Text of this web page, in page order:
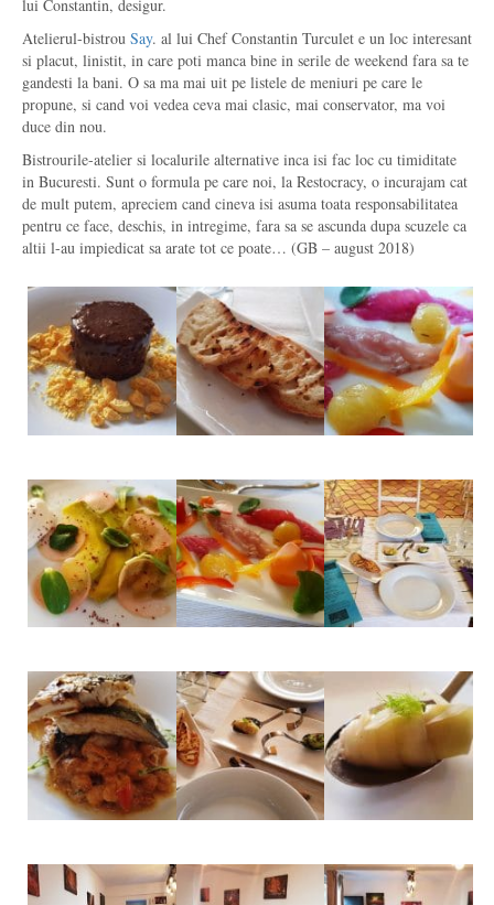
lui Constantin, desigur.
Atelierul-bistrou Say. al lui Chef Constantin Turculet e un loc interesant
si placut, linistit, in care poti manca bine in serile de weekend fara sa te
gandesti la bani. O sa ma mai uit pe listele de meniuri pe care le
propune, si cand voi vedea ceva mai clasic, mai conservator, ma voi
duce din nou.
Bistrourile-atelier si localurile alternative inca isi fac loc cu timiditate
in Bucuresti. Sunt o formula pe care noi, la Restocracy, o incurajam cat
de mult putem, apreciem cand cineva isi asuma toata responsabilitatea
pentru ce face, deschis, in intregime, fara sa se ascunda dupa scuzele ca
altii l-au impiedicat sa arate tot ce poate… (GB – august 2018)